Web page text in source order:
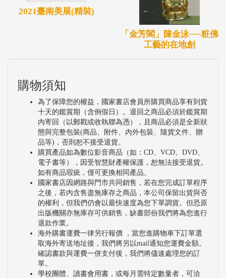
2021臺南美展(精裝)
「金芳閣」陳金泳──粧佛
工藝的在地創
購物須知
為了保障您的權益，國家書店會員所購買商品享有到貨
十天的鑑賞期（含例假日）。退回之商品必須於鑑賞期
內寄回（以郵戳或收執聯為憑），且商品必須是全新狀
態與完整包裝(商品、附件、內外包裝、隨貨文件、贈
品等)，否則恕不接受退貨。
購買產品如為數位影音商品（如：CD、VCD、DVD、
電子書等），因受智慧財產權保護，恕無法接受退貨。
如有商品瑕疵，僅可更換相同產品。
國家書店因網路與門市共同銷售，若在您完成訂單程序
之後，若內含售盡無庫存之商品，本公司保留出貨與否
的權利，但我們仍會以最快速度為您下單調貨。但恐原
出版機關亦無庫存可供銷售，缺書部份我們將為您進行
退款作業。
海外購書運費一律另行報價 ，當您進購物車下訂單選
取海外寄送地址後，我們將另以mail通知您運費金額。
確認書款與運費一併支付後，我們將儘速處理您的訂
單。
學校團體、讀書會用書，或每月需特定數量者，可洽